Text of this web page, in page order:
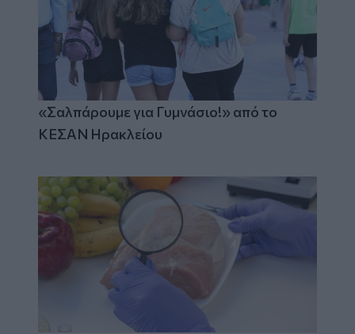
«Σαλπάρουμε για Γυμνάσιο!» από το
ΚΕΣΑΝ Ηρακλείου